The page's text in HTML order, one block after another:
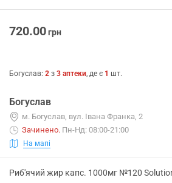
720.00грн
Богуслав: 2 з 3 аптеки, де є 1 шт.
Богуслав
м. Богуслав, вул. Івана Франка, 2
Зачинено. Пн-Нд: 08:00-21:00
На мапі
Риб'ячий жир капс. 1000мг №120